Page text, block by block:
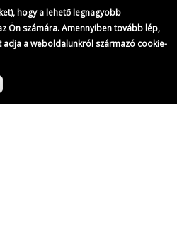
hogy a lehető legnagyobb
Ön számára. Amennyiben tovább lép,
adja a weboldalunkról származó cookie-